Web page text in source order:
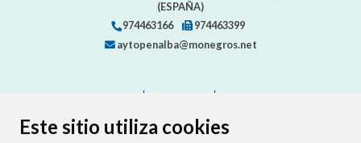
Este sitio utiliza cookies
(ESPAÑA)
974463166
974463399
aytopenalba@monegros.net
PROTECCIÓN DE DATOS
POLÍTICA DE COOKIES